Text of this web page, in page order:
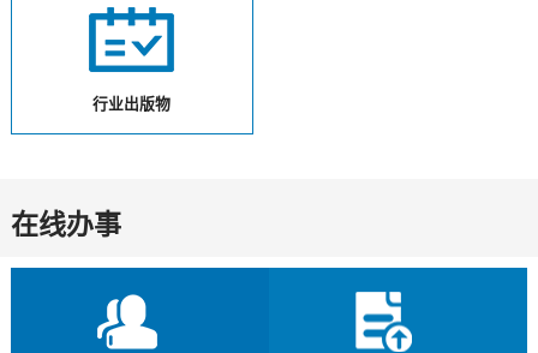
行业出版物
在线办事